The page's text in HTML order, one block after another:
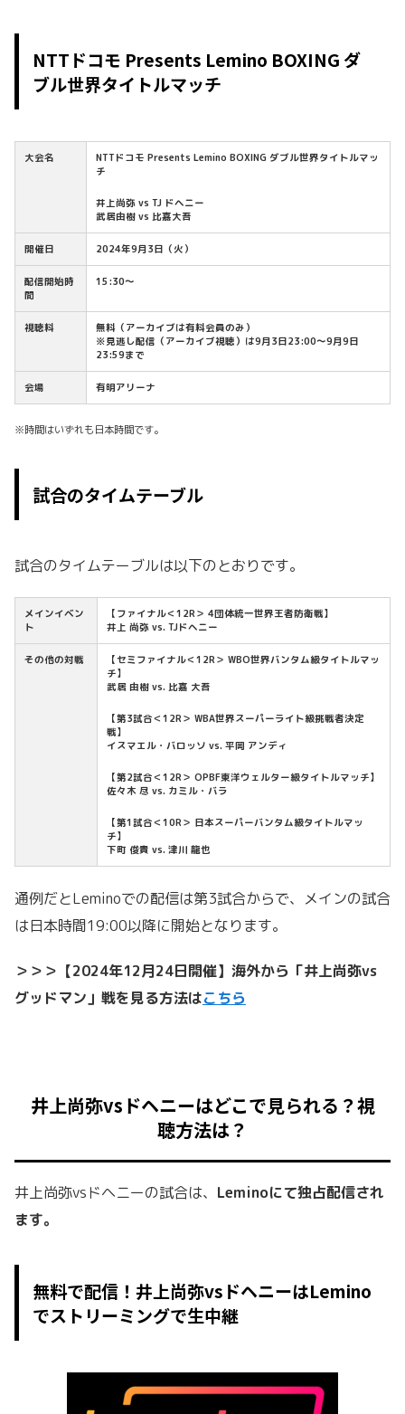
NTTドコモ Presents Lemino BOXING ダ
ブル世界タイトルマッチ
大会名
NTTドコモ Presents Lemino BOXING ダブル世界タイトルマッ
チ
井上尚弥 vs TJ ドヘニー
武居由樹 vs 比嘉大吾
開催日 2024年9月3日（火）
配信開始時
間
15:30〜
視聴料
無料（アーカイブは有料会員のみ）
※見逃し配信（アーカイブ視聴）は9月3日23:00〜9月9日
23:59まで
会場 有明アリーナ
※時間はいずれも日本時間です。
試合のタイムテーブル
試合のタイムテーブルは以下のとおりです。
メインイベン
ト
【 ファイナル＜12R＞ 4団体統一世界王者防衛戦】
井上 尚弥 vs. TJドヘニー
その他の対戦
【セミファイナル＜12R＞ WBO世界バンタム級タイトルマッ
チ】
武居 由樹 vs. 比嘉 大吾
【第3試合＜12R＞ WBA世界スーパーライト級挑戦者決定
戦】
イスマエル・バロッソ vs. 平岡 アンディ
【第2試合＜12R＞ OPBF東洋ウェルター級タイトルマッチ】
佐々木 尽 vs. カミル・バラ
【第1試合＜10R＞ 日本スーパーバンタム級タイトルマッ
チ】
下町 俊貴 vs. 津川 龍也
通例だとLeminoでの配信は第3試合からで、メインの試合
は日本時間19:00以降に開始となります。
＞＞＞【2024年12月24日開催】海外から「井上尚弥vs
グッドマン」戦を見る方法はこちら
井上尚弥vsドヘニーはどこで見られる？視
聴方法は？
井上尚弥vsドヘニーの試合は、 Leminoにて独占配信され
ます。
無料で配信！井上尚弥vsドヘニーはLemino
でストリーミングで生中継